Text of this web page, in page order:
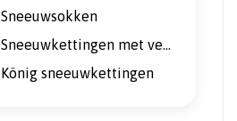
Sneeuwsokken
Sneeuwkettingen met velgbescherming
König sneeuwkettingen